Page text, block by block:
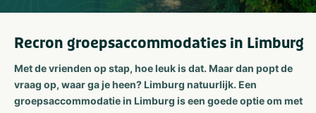
Recron groepsaccommodaties in Limburg
Met de vrienden op stap, hoe leuk is dat. Maar dan popt de
vraag op, waar ga je heen? Limburg natuurlijk. Een
groepsaccommodatie in Limburg is een goede optie om met